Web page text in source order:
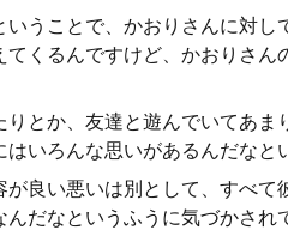
いうことで、かおりさんに対
てくるんですけど、かおりさ
りとか、友達と遊んでいてあま
はいろんな思いがあるんだなと
が良い悪いは別として、すべ
だなというふうに気づかされ